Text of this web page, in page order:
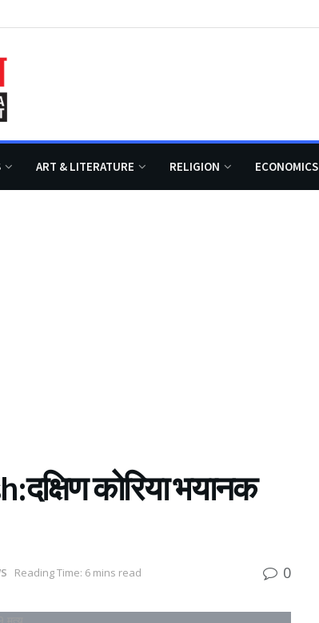
ART & LITERATURE RELIGION ECONOMICS
कोरिया भयानक
Reading Time: 6 mins read 0